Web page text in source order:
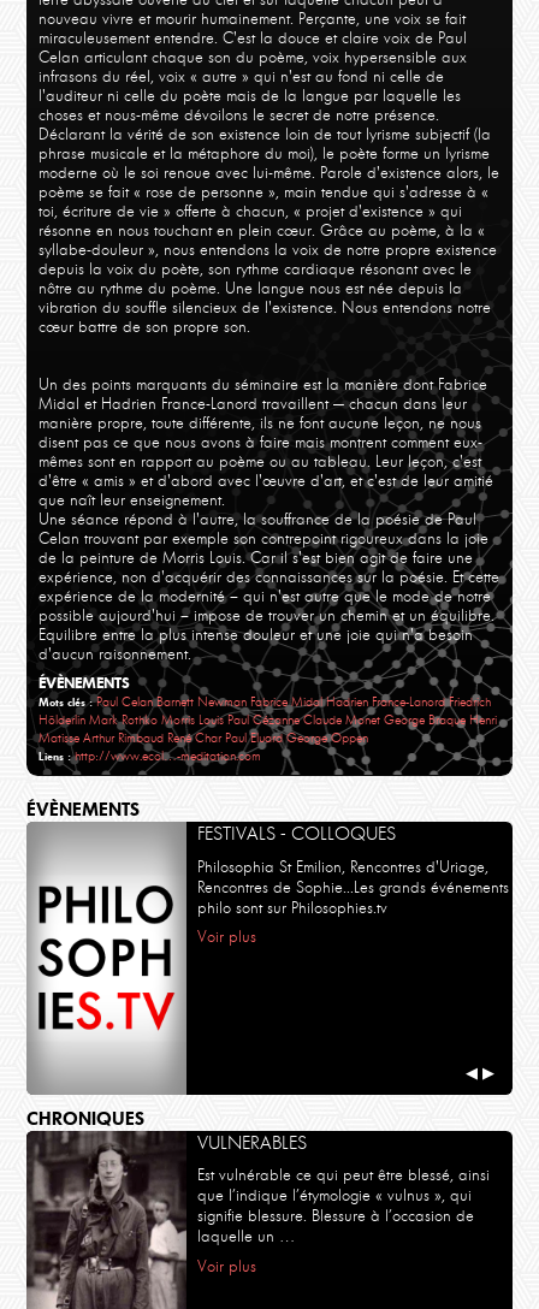
nouveau vivre et mourir humainement. Perçante, une voix se fait
miraculeusement entendre. C'est la douce et claire voix de Paul
Celan articulant chaque son du poème, voix hypersensible aux
infrasons du réel, voix « autre » qui n'est au fond ni celle de
l'auditeur ni celle du poète mais de la langue par laquelle les
choses et nous-même dévoilons le secret de notre présence.
Déclarant la vérité de son existence loin de tout lyrisme subjectif (la
phrase musicale et la métaphore du moi), le poète forme un lyrisme
moderne où le soi renoue avec lui-même. Parole d'existence alors, le
poème se fait « rose de personne », main tendue qui s'adresse à «
toi, écriture de vie » offerte à chacun, « projet d'existence » qui
résonne en nous touchant en plein cœur. Grâce au poème, à la «
syllabe-douleur », nous entendons la voix de notre propre existence
depuis la voix du poète, son rythme cardiaque résonant avec le
nôtre au rythme du poème. Une langue nous est née depuis la
vibration du souffle silencieux de l'existence. Nous entendons notre
cœur battre de son propre son.
Un des points marquants du séminaire est la manière dont Fabrice
Midal et Hadrien France-Lanord travaillent — chacun dans leur
manière propre, toute différente, ils ne font aucune leçon, ne nous
disent pas ce que nous avons à faire mais montrent comment eux-
mêmes sont en rapport au poème ou au tableau. Leur leçon, c'est
d'être « amis » et d'abord avec l'œuvre d'art, et c'est de leur amitié
que naît leur enseignement.
Une séance répond à l'autre, la souffrance de la poésie de Paul
Celan trouvant par exemple son contrepoint rigoureux dans la joie
de la peinture de Morris Louis. Car il s'est bien agit de faire une
expérience, non d'acquérir des connaissances sur la poésie. Et cette
expérience de la modernité – qui n'est autre que le mode de notre
possible aujourd'hui – impose de trouver un chemin et un équilibre.
Equilibre entre la plus intense douleur et une joie qui n'a besoin
d'aucun raisonnement.
ÉVÈNEMENTS
Mots clés : Paul Celan Barnett Newman Fabrice Midal Hadrien France-Lanord Friedrich
Hölderlin Mark Rothko Morris Louis Paul Cézanne Claude Monet George Braque Henri
Matisse Arthur Rimbaud René Char Paul Eluard George Oppen
Liens :http://www.ecol…-meditation.com
ÉVÈNEMENTS
FESTIVALS - COLLOQUES
Philosophia St Emilion, Rencontres d'Uriage,
Rencontres de Sophie...Les grands événements
philo sont sur Philosophies.tv
Voir plus
◀ ▶
CHRONIQUES
VULNERABLES
Est vulnérable ce qui peut être blessé, ainsi
que l’indique l’étymologie « vulnus », qui
signifie blessure. Blessure à l’occasion de
laquelle un …
Voir plus